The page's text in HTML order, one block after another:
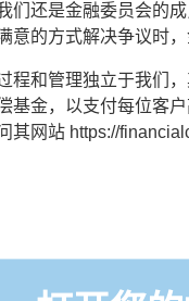
们还是金融委员会的
意的方式解决争议时
程和管理独立于我们
基金，以支付每位客
其网站 https://